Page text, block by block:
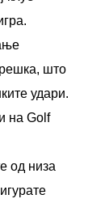
што
удари.
на Golf
од низа